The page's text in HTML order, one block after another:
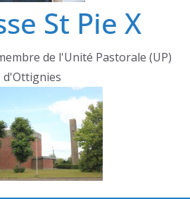
St Pie X
de l'Unité Pastorale (UP)
d'Ottignies